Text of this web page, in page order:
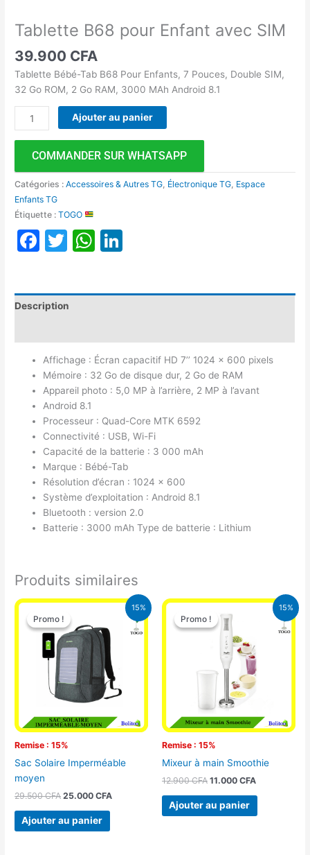
Tablette B68 pour Enfant avec SIM
39.900 CFA
Tablette Bébé-Tab B68 Pour Enfants, 7 Pouces, Double SIM,
32 Go ROM, 2 Go RAM, 3000 MAh Android 8.1
Ajouter au panier
COMMANDER SUR WHATSAPP
Catégories :Accessoires & Autres TG, Électronique TG, Espace
Enfants TG
Étiquette :TOGO
Facebook
TwitterWhatsApp
Description
Affichage : Écran capacitif HD 7’’ 1024 x 600 pixels
Mémoire : 32 Go de disque dur, 2 Go de RAM
Appareil photo : 5,0 MP à l’arrière, 2 MP à l’avant
Android 8.1
Processeur : Quad-Core MTK 6592
Connectivité : USB, Wi-Fi
Capacité de la batterie : 3 000 mAh
Marque : Bébé-Tab
Résolution d’écran : 1024 x 600
Système d’exploitation : Android 8.1
Bluetooth : version 2.0
Batterie : 3000 mAh Type de batterie : Lithium
Produits similaires
15%
Promo !
Remise : 15%
Promo !
Sac Solaire Imperméable
moyen
29.500CFA
Le
prix
initial
était :
29.500 CFA.
25.000CFA
Le
prix
actuel
Ajouter au panier
15%
Promo !
Remise : 15%
Promo !
Mixeur à main Smoothie
12.900CFA
Le
prix
initial
était :
12.900 CFA.
11.000 CFA
Le
Ajouter au panier